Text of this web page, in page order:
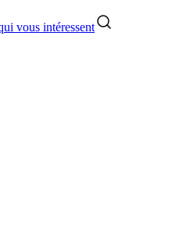
vous intéressent